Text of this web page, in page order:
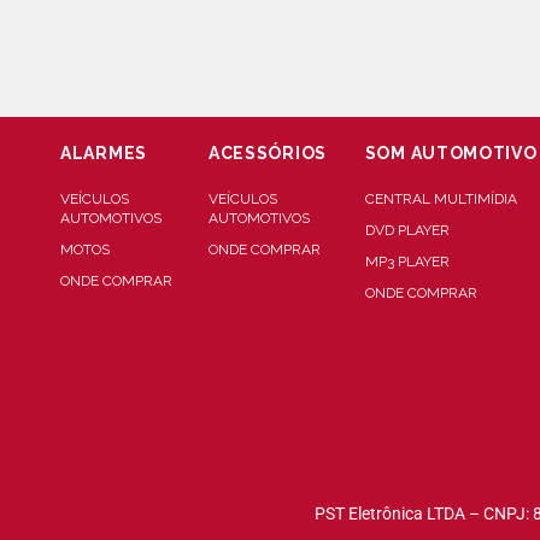
ALARMES
VEÍCULOS
AUTOMOTIVOS
MOTOS
ONDE COMPRAR
ACESSÓRIOS
VEÍCULOS
AUTOMOTIVOS
ONDE COMPRAR
SOM AUTOMOTIVO
CENTRAL MULTIMÍDIA
DVD PLAYER
MP3 PLAYER
ONDE COMPRAR
PST Eletrônica LTDA –